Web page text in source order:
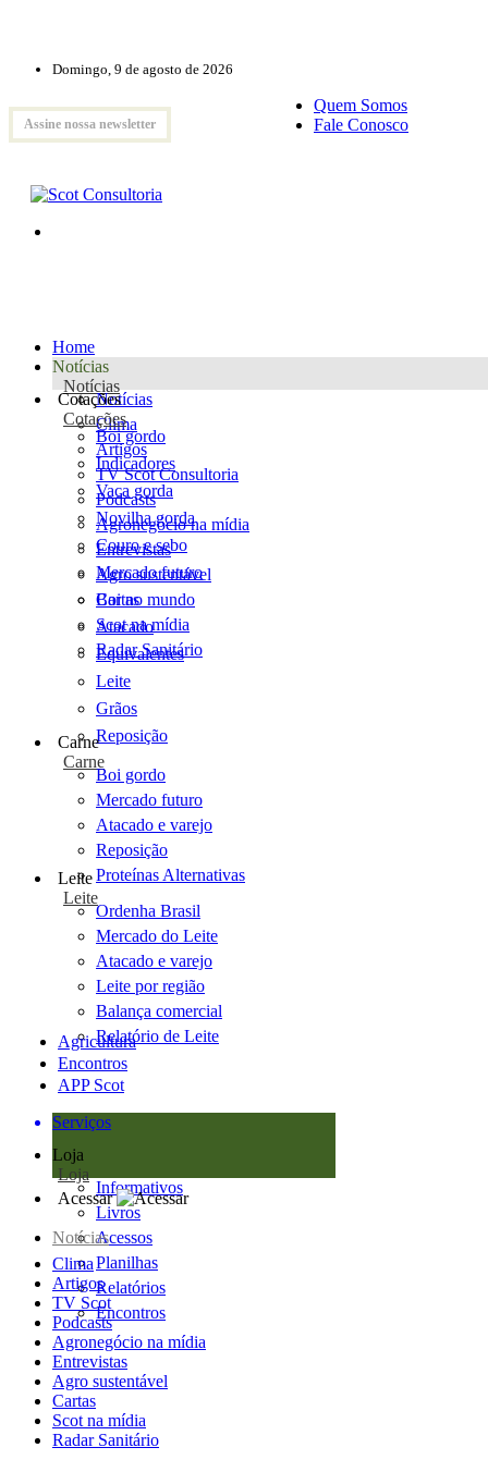
Domingo, 9 de agosto de 2026
Assine nossa newsletter
Quem Somos
Fale Conosco
Home
Notícias
Notícias
Notícias
Clima
Artigos
TV Scot Consultoria
Podcasts
Agronegócio na mídia
Entrevistas
Agro sustentável
Cartas
Scot na mídia
Radar Sanitário
Cotações
Cotações
Boi gordo
Indicadores
Vaca gorda
Novilha gorda
Couro e sebo
Mercado futuro
Boi no mundo
Atacado
Equivalentes
Leite
Grãos
Reposição
Carne
Carne
Boi gordo
Mercado futuro
Atacado e varejo
Reposição
Proteínas Alternativas
Leite
Leite
Ordenha Brasil
Mercado do Leite
Atacado e varejo
Leite por região
Balança comercial
Relatório de Leite
Agricultura
Encontros
APP Scot
Serviços
Loja
Loja
Informativos
Livros
Acessos
Planilhas
Relatórios
Encontros
Acessar
Notícias
Clima
Artigos
TV Scot
Podcasts
Agronegócio na mídia
Entrevistas
Agro sustentável
Cartas
Scot na mídia
Radar Sanitário